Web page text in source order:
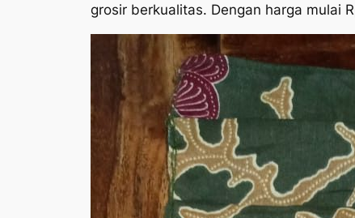
grosir berkualitas. Dengan harga mulai